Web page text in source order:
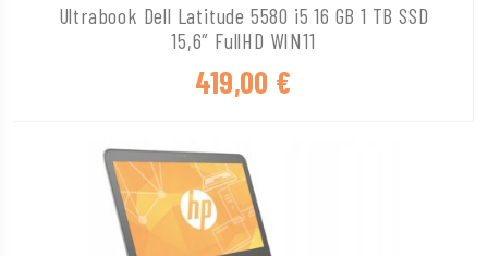
Ultrabook Dell Latitude 5580 i5 16 GB 1 TB SSD
15,6″ FullHD WIN11
419,00 €